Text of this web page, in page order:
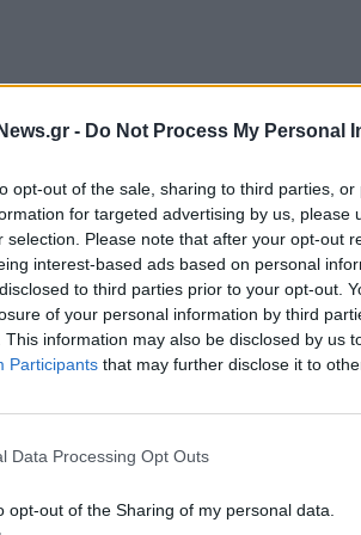
- Do Not Process My Personal
opt-out of the sale, sharing to third parties,
for targeted advertising by us, please
selection. Please note that after your opt-out
interest-based ads based on personal
to third parties prior to your opt-out.
of your personal information by third
This information may also be disclosed by us
Participants that may further disclose it to
Data Processing Opt Outs
opt-out of the Sharing of my personal data.
όπου υπολογίζεται ότι
διεθνείς μελέτες καταγράφουν
που συνδέονται έμμεσα ή άμεσα με
ο ΝΟΚ
γραφείο του κ. Νίκου